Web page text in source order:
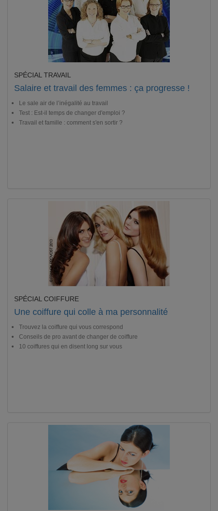
SPÉCIAL TRAVAIL
Salaire et travail des femmes : ça progresse !
Le sale air de l’inégalité au travail
Test : Est-il temps de changer d'emploi ?
Travail et famille : comment s'en sortir ?
SPÉCIAL COIFFURE
Une coiffure qui colle à ma personnalité
Trouvez la coiffure qui vous correspond
Conseils de pro avant de changer de coiffure
10 coiffures qui en disent long sur vous